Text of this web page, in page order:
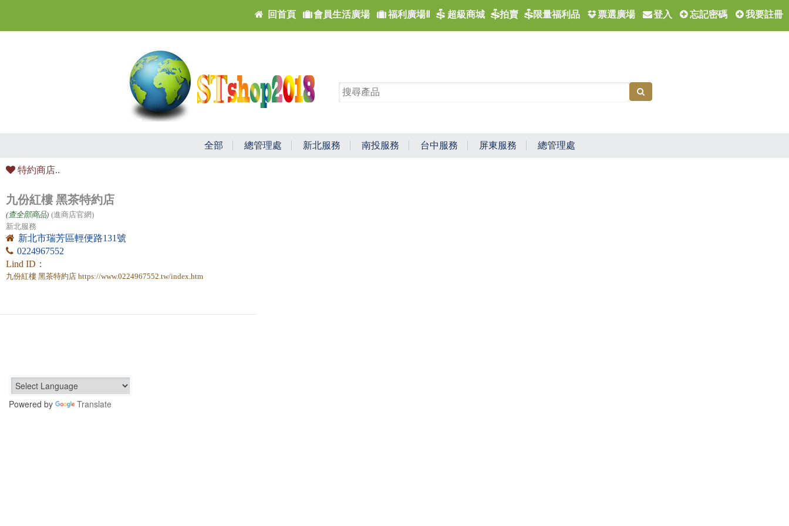
回首頁 會員生活廣場 福利廣場Ⅱ 超級商城 拍賣 限量福利品 票選廣場 登入 忘記密碼 我要註冊
全部 總管理處 新北服務 南投服務 台中服務 屏東服務 總管理處
特約商店..
九份紅樓 黑茶特約店
(查全部商品) (進商店官網)
新北服務
新北市瑞芳區輕便路131號
0224967552
Lind ID：
九份紅樓 黑茶特約店 https://www.0224967552.tw/index.htm
Powered by Translate